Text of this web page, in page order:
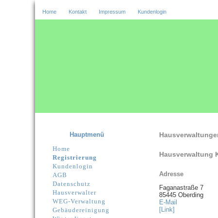
Home Kontakt Impressum Kundenlogin
Hausverwaltung
Adresse
Faganastraße 7
85445 Oberding
E-Mail
[Link]
Hauptmenü
Home
Registrierung
Kundenlogin
AGB
Datenschutz
Hausverwalter
WEG-Verwaltung
Gebäudereinigung